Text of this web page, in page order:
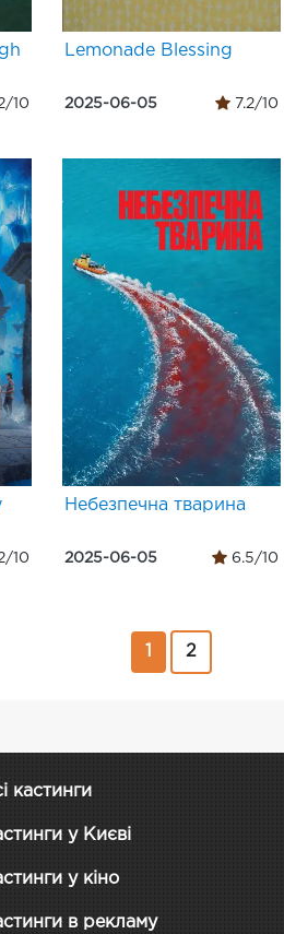
10
Lemonade Blessing
2025-06-05 7.2/10
10
Небезпечна тварина
2025-06-05 6.5/10
2
кастинги
у Києві
у кіно
в рекламу